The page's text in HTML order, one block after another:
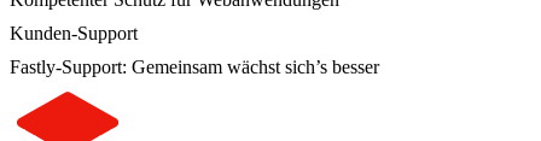
Kunden-Support
Fastly-Support: Gemeinsam wächst sich’s besser